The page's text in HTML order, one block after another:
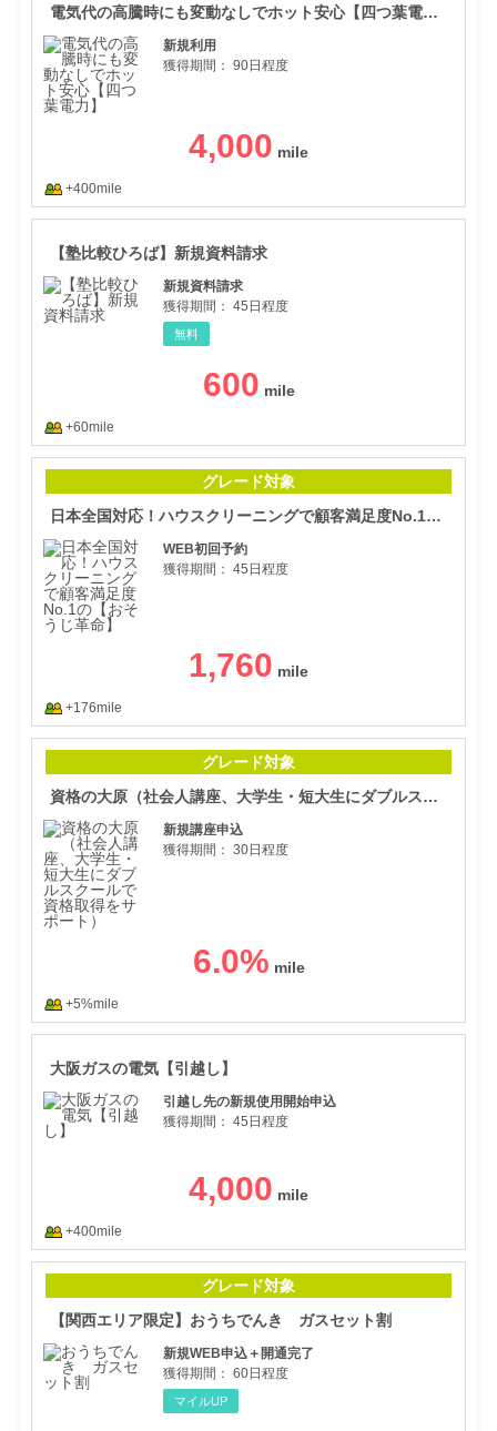
電気代の高騰時にも変動なしでホット安心【四つ葉電力】
新規利用
獲得期間： 90日程度
4,000
+400mile
【塾比較ひろば】新規資料請求
新規資料請求
獲得期間： 45日程度
無料
600
+60mile
グレード対象
日本全国対応！ハウスクリーニングで顧客満足度No.1の【おそうじ革命】
WEB初回予約
獲得期間： 45日程度
1,760
+176mile
グレード対象
資格の大原（社会人講座、大学生・短大生にダブルスクールで資格取得をサポート）
新規講座申込
獲得期間： 30日程度
6.0%
+5%mile
大阪ガスの電気【引越し】
引越し先の新規使用開始申込
獲得期間： 45日程度
4,000
+400mile
グレード対象
【関西エリア限定】おうちでんき ガスセット割
新規WEB申込＋開通完了
獲得期間： 60日程度
マイルUP